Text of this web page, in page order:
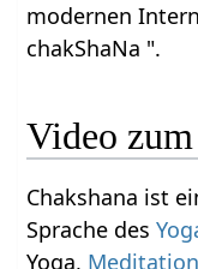
modernen
chakShaNa ".
Video
Chakshana ist
Sprache des
Yoga, Meditation